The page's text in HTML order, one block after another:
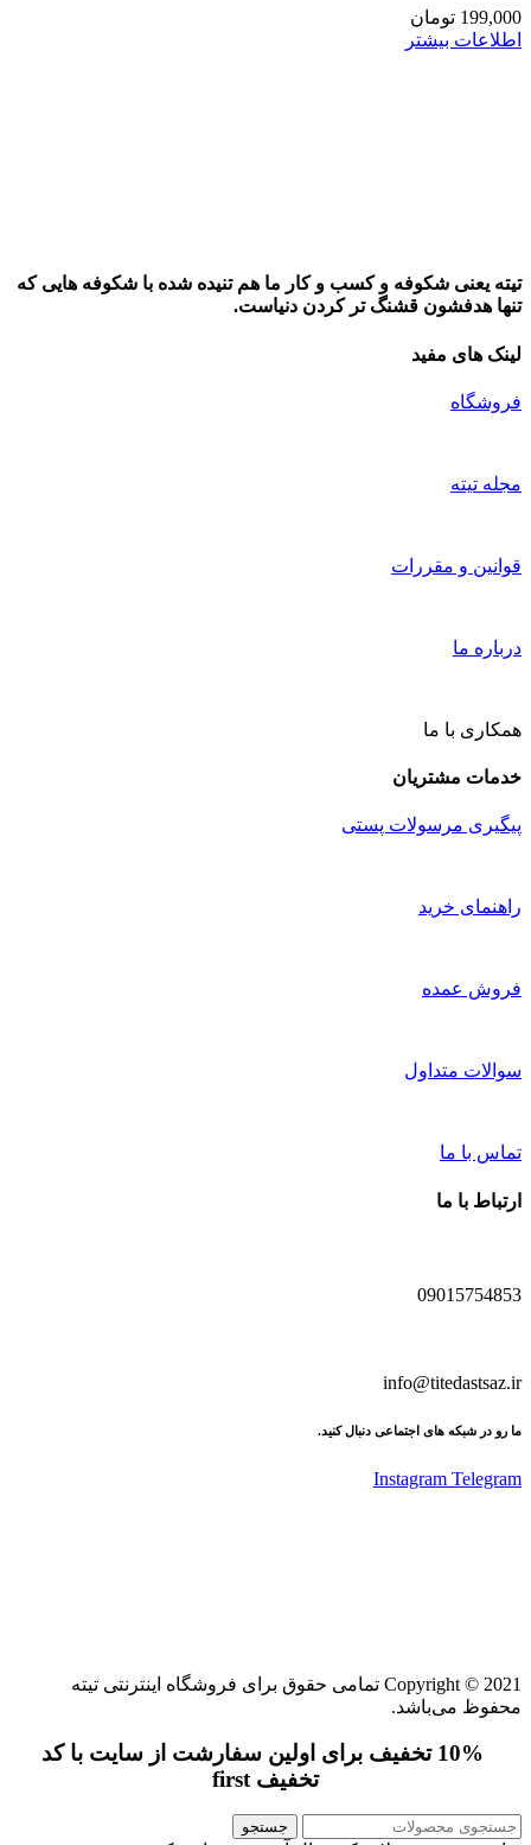
199,000 تومان
اطلاعات بیشتر
تیته یعنی شکوفه و کسب و کار ما هم تنیده شده با شکوفه هایی که
تنها هدفشون قشنگ تر کردن دنیاست.
لینک های مفید
فروشگاه
مجله تیته
قوانین و مقررات
درباره ما
همکاری با ما
خدمات مشتریان
پیگیری مرسولات پستی
راهنمای خرید
فروش عمده
سوالات متداول
تماس با ما
ارتباط با ما
09015754853
info@titedastsaz.ir
ما رو در شبکه های اجتماعی دنبال کنید.
Instagram Telegram
Copyright © 2021 تمامی حقوق برای فروشگاه اینترنتی تیته
محفوظ می‌باشد.
10% تخفیف برای اولین سفارشت از سایت با کد
تخفیف first
جستجو